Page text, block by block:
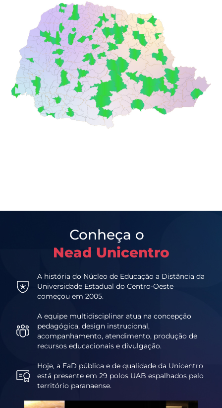
Conheça o
Nead Unicentro
A história do Núcleo de Educação a Distância da
Universidade Estadual do Centro-Oeste
começou em 2005.
A equipe multidisciplinar atua na concepção
pedagógica, design instrucional,
acompanhamento, atendimento, produção de
recursos educacionais e divulgação.
Hoje, a EaD pública e de qualidade da Unicentro
está presente em 29 polos UAB espalhados pelo
território paranaense.